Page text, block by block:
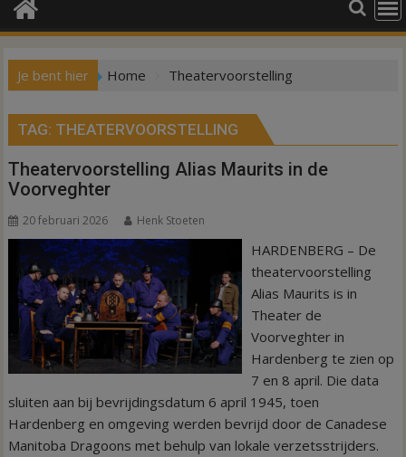
Je bent hier Home Theatervoorstelling
TAG: THEATERVOORSTELLING
Theatervoorstelling Alias Maurits in de
Voorveghter
20 februari 2026 Henk Stoeten
HARDENBERG – De
theatervoorstelling
Alias Maurits is in
Theater de
Voorveghter in
Hardenberg te zien op
7 en 8 april. Die data
sluiten aan bij bevrijdingsdatum 6 april 1945, toen
Hardenberg en omgeving werden bevrijd door de Canadese
Manitoba Dragoons met behulp van lokale verzetsstrijders.